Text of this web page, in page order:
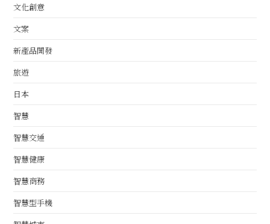
文化創意
文案
新產品開發
旅遊
日本
智慧
智慧交通
智慧健康
智慧商務
智慧型手機